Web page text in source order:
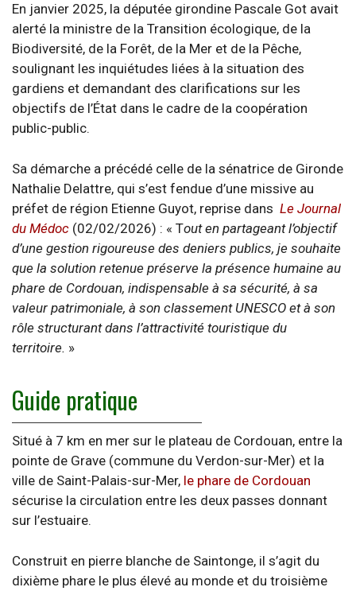
En janvier 2025, la députée girondine Pascale Got avait
alerté la ministre de la Transition écologique, de la
Biodiversité, de la Forêt, de la Mer et de la Pêche,
soulignant les inquiétudes liées à la situation des
gardiens et demandant des clarifications sur les
objectifs de l’État dans le cadre de la coopération
public-public.
Sa démarche a précédé celle de la sénatrice de Gironde
Nathalie Delattre, qui s’est fendue d’une missive au
préfet de région Etienne Guyot, reprise dans Le Journal
du Médoc (02/02/2026) : « Tout en partageant l’objectif
d’une gestion rigoureuse des deniers publics, je souhaite
que la solution retenue préserve la présence humaine au
phare de Cordouan, indispensable à sa sécurité, à sa
valeur patrimoniale, à son classement UNESCO et à son
rôle structurant dans l’attractivité touristique du
territoire. »
Guide pratique
Situé à 7 km en mer sur le plateau de Cordouan, entre la
pointe de Grave (commune du Verdon-sur-Mer) et la
ville de Saint-Palais-sur-Mer, le phare de Cordouan
sécurise la circulation entre les deux passes donnant
sur l’estuaire.
Construit en pierre blanche de Saintonge, il s’agit du
dixième phare le plus élevé au monde et du troisième